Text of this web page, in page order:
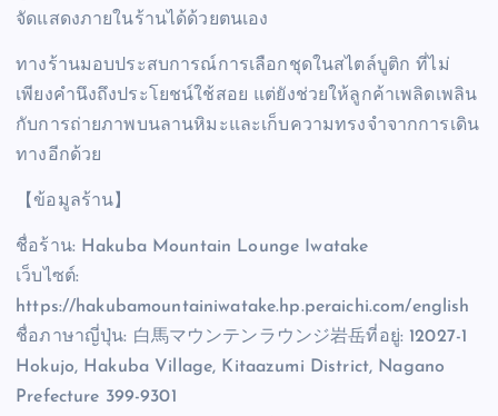
จัดแสดงภายในร้านได้ด้วยตนเอง
ทางร้านมอบประสบการณ์การเลือกชุดในสไตล์บูติก ที่ไม่
เพียงคำนึงถึงประโยชน์ใช้สอย แต่ยังช่วยให้ลูกค้าเพลิดเพลิน
กับการถ่ายภาพบนลานหิมะและเก็บความทรงจำจากการเดิน
ทางอีกด้วย
【ข้อมูลร้าน】
ชื่อร้าน: Hakuba Mountain Lounge Iwatake
เว็บไซต์:
https://hakubamountainiwatake.hp.peraichi.com/english
ชื่อภาษาญี่ปุ่น: 白馬マウンテンラウンジ岩岳ที่อยู่: 12027-1
Hokujo, Hakuba Village, Kitaazumi District, Nagano
Prefecture 399-9301